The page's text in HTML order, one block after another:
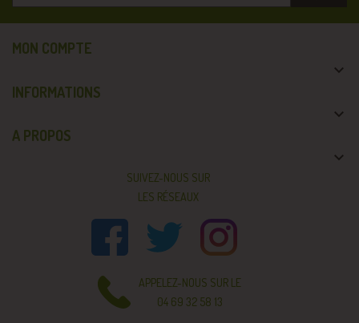
MON COMPTE

INFORMATIONS

A PROPOS

SUIVEZ-NOUS SUR
LES RÉSEAUX
APPELEZ-NOUS SUR LE
04 69 32 58 13